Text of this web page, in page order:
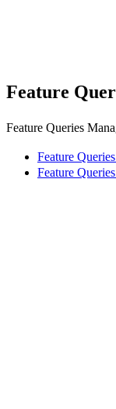
Feature
Feature Queries
Feature
Feature